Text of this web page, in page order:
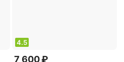
4.5
7 600 ₽